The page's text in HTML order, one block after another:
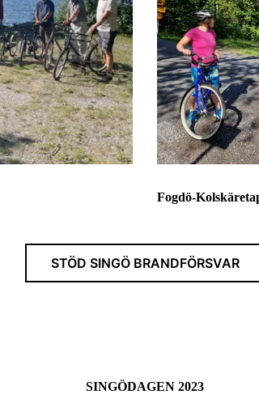
Fogdö-
STÖD SINGÖ BRANDFÖRSVAR
SINGÖDAGEN 2023